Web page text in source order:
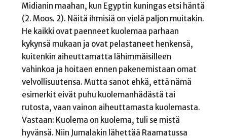
Midianin maahan, kun Egyptin kuningas etsi häntä
(2. Moos. 2). Näitä ihmisiä on vielä paljon muitakin.
He kaikki ovat paenneet kuolemaa parhaan
kykynsä mukaan ja ovat pelastaneet henkensä,
kuitenkin aiheuttamatta lähimmäisilleen
vahinkoa ja hoitaen ennen pakenemistaan omat
velvollisuutensa. Mutta sanot ehkä, että nämä
esimerkit eivät puhu kuolemanhädästä tai
rutosta, vaan vainon aiheuttamasta kuolemasta.
Vastaan: Kuolema on kuolema, tuli se mistä
hyvänsä. Niin Jumalakin lähettää Raamatussa